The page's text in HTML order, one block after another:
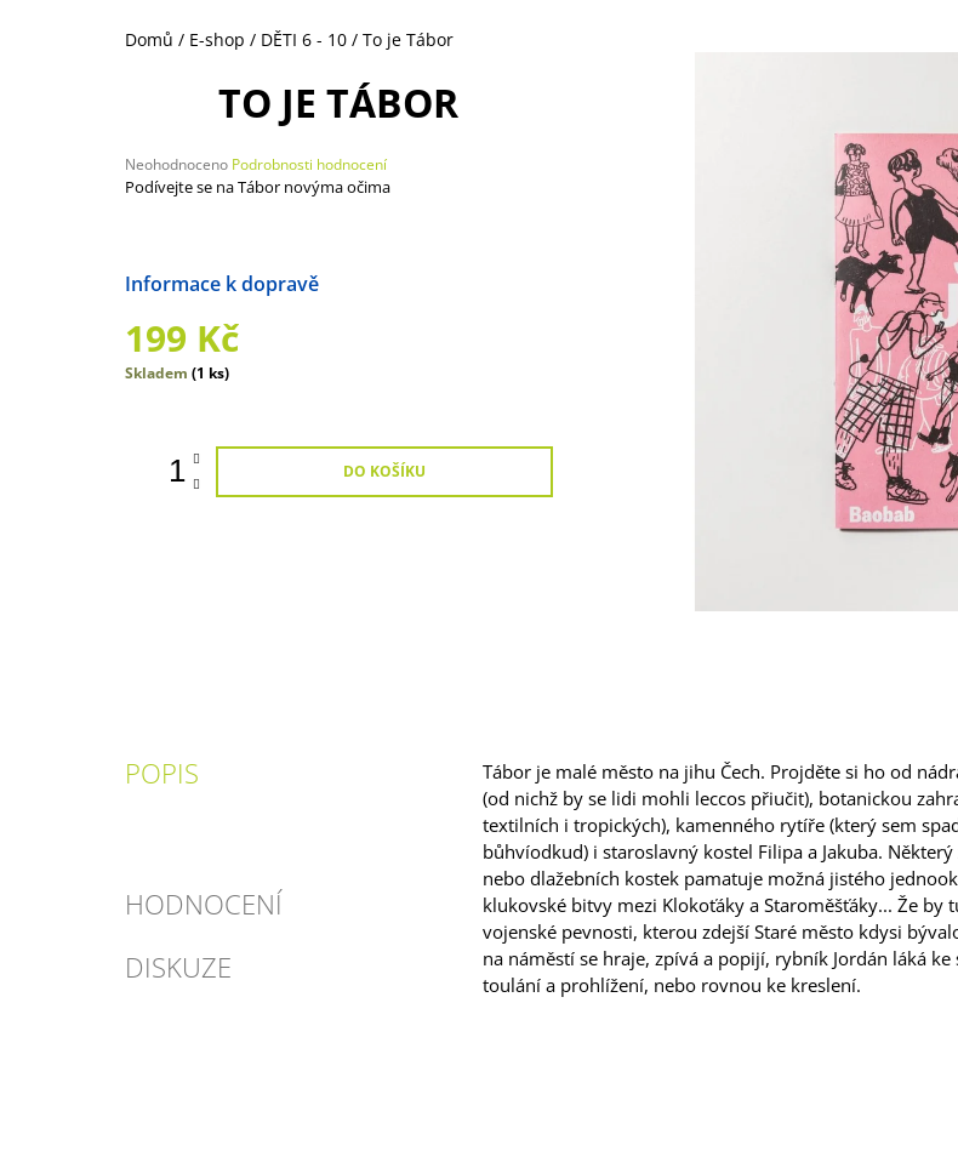
Domů / E-shop / DĚTI 6 - 10 / To je Tábor
TO JE TÁBOR
Průměrné
hodnocení
z
5
Neohodnoceno Podrobnosti hodnocení
Podívejte se na Tábor novýma očima
199 Kč
Měrná
Skladem (1 ks)
DO KOŠÍKU
POPIS
HODNOCENÍ
DISKUZE
Tábor je malé město na jihu Čech. Projděte si ho od
(od nichž by se lidi mohli leccos přiučit), botanickou
textilních i tropických), kamenného rytíře (který sem
bůhvíodkud) i staroslavný kostel Filipa a Jakuba.
nebo dlažebních kostek pamatuje možná jistého
klukovské bitvy mezi Klokoťáky a Staroměšťáky... Že by
vojenské pevnosti, kterou zdejší Staré město kdysi
na náměstí se hraje, zpívá a popijí, rybník Jordán láká ke
toulání a prohlížení, nebo rovnou ke kreslení.